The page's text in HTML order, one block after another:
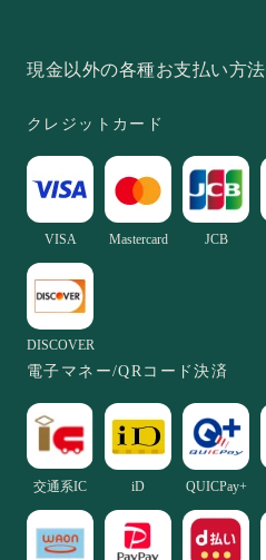
現金以外の各種お支払い方法
クレジットカード
VISA Mastercard JCB
DISCOVER
電子マネー/QRコード決済
交通系IC iD QUICPay+